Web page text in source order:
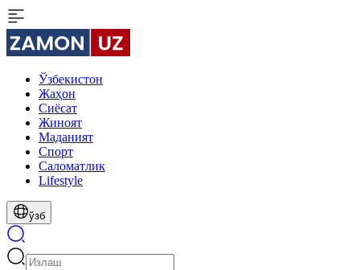
Ўзбекистон
Жаҳон
Сиёсат
Жиноят
Маданият
Спорт
Cаломатлик
Lifestyle
ўзб